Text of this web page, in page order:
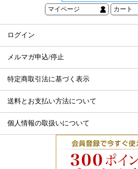
マイページ カート
ログイン
メルマガ申込/停止
特定商取引法に基づく表示
送料とお支払い方法について
個人情報の取扱いについて